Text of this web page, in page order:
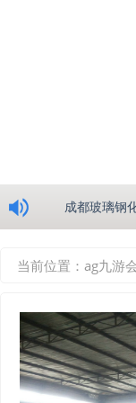
成都玻璃钢
四川玻璃钢
关于重庆玻
当前位置： ag九游